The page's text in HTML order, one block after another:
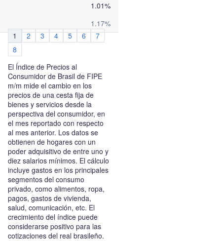
1.01%
1.17%
1
2 3 4 5 6
7
8
El Índice de Precios al
Consumidor de Brasil de FIPE
m/m mide el cambio en los
precios de una cesta fija de
bienes y servicios desde la
perspectiva del consumidor, en
el mes reportado con respecto
al mes anterior. Los datos se
obtienen de hogares con un
poder adquisitivo de entre uno y
diez salarios mínimos. El cálculo
incluye gastos en los principales
segmentos del consumo
privado, como alimentos, ropa,
pagos, gastos de vivienda,
salud, comunicación, etc. El
crecimiento del índice puede
considerarse positivo para las
cotizaciones del real brasileño.